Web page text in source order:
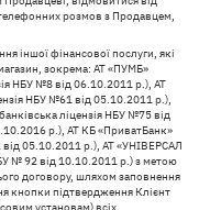
телефонних розмов з Продавцем,
іншої фінансової послуги, які
зокрема: АТ «ПУМБ»
НБУ №8 від 06.10.2011 р.), АТ
НБУ №61 від 05.10.2011 р.),
ліцензія НБУ №75 від
р.), АТ КБ «ПриватБанк»
05.10.2011 р.), АТ «УНІВЕРСАЛ
№ 92 від 10.10.2011 р.) з метою
договору, шляхом заповнення
кнопки підтвердження Клієнт